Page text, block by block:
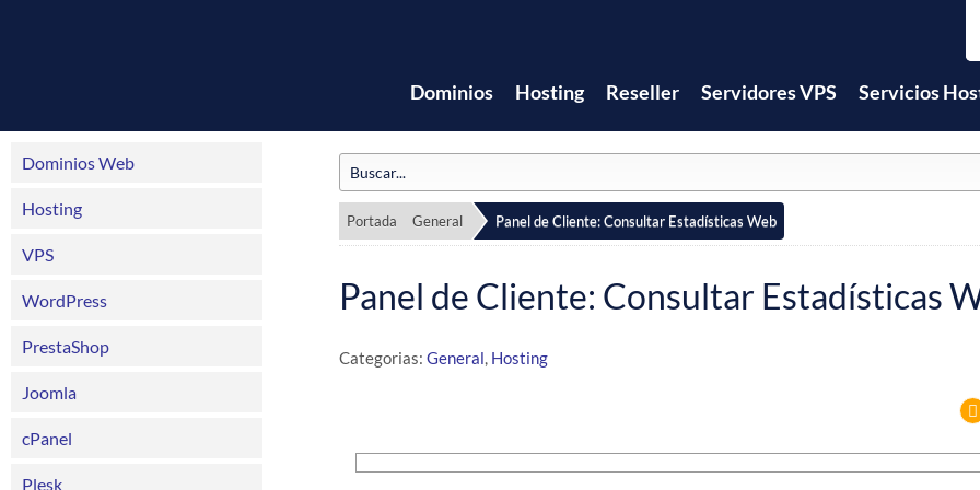
Dominios Hosting Reseller Servidores VPS Servicios
Dominios Web
Hosting
VPS
WordPress
PrestaShop
Joomla
cPanel
Plesk
Portada General Panel de Cliente: Consultar Estadísticas Web
Panel de Cliente: Consultar Estadísticas
Categorias: General, Hosting